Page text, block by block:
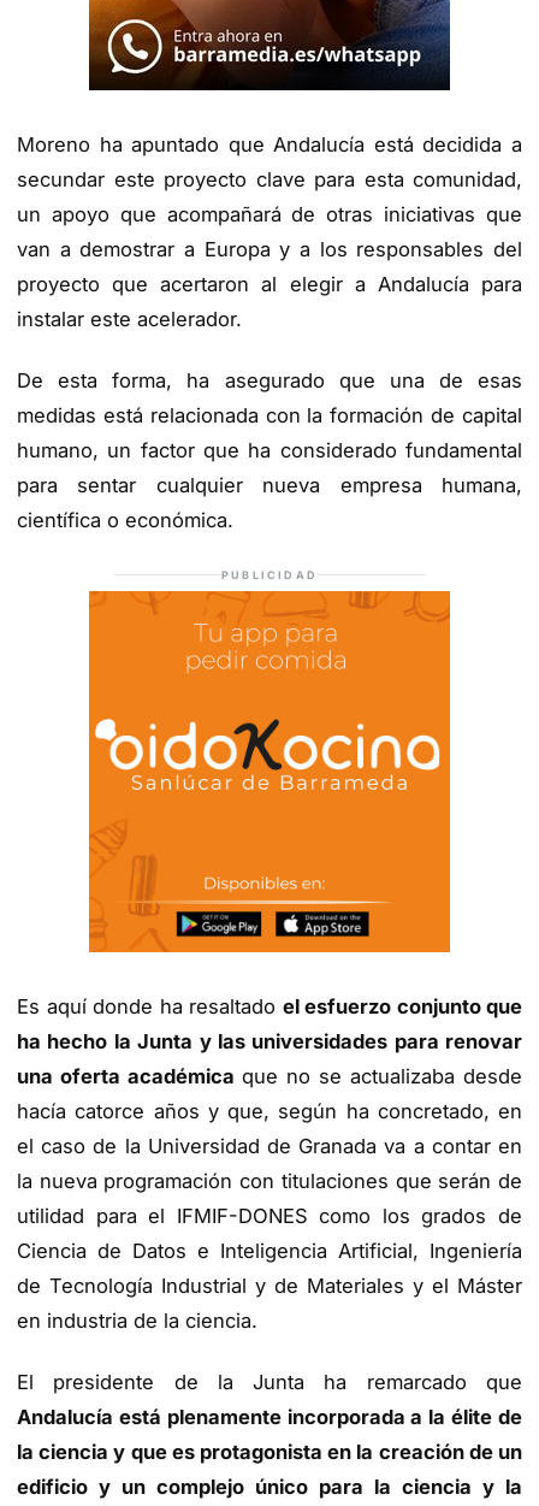
Moreno ha apuntado que Andalucía está decidida a
secundar este proyecto clave para esta comunidad,
un apoyo que acompañará de otras iniciativas que
van a demostrar a Europa y a los responsables del
proyecto que acertaron al elegir a Andalucía para
instalar este acelerador.
De esta forma, ha asegurado que una de esas
medidas está relacionada con la formación de capital
humano, un factor que ha considerado fundamental
para sentar cualquier nueva empresa humana,
científica o económica.
PUBLICIDAD
Es aquí donde ha resaltado el esfuerzo conjunto que
ha hecho la Junta y las universidades para renovar
una oferta académica que no se actualizaba desde
hacía catorce años y que, según ha concretado, en
el caso de la Universidad de Granada va a contar en
la nueva programación con titulaciones que serán de
utilidad para el IFMIF-DONES como los grados de
Ciencia de Datos e Inteligencia Artificial, Ingeniería
de Tecnología Industrial y de Materiales y el Máster
en industria de la ciencia.
El presidente de la Junta ha remarcado que
Andalucía está plenamente incorporada a la élite de
la ciencia y que es protagonista en la creación de un
edificio y un complejo único para la ciencia y la